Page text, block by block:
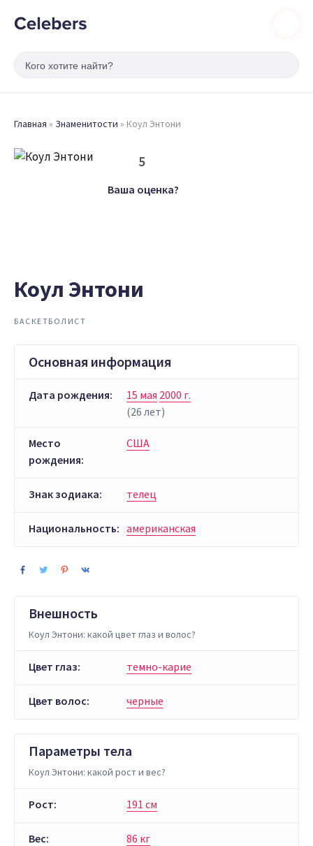
Главная » Знаменитости » Коул Энтони
5
Ваша оценка?
Коул Энтони
БАСКЕТБОЛИСТ
Основная информация
Дата рождения: 15 мая 2000 г.
(26 лет)
Место
рождения:
США
Знак зодиака: телец
Национальность: американская
Внешность
Коул Энтони: какой цвет глаз и волос?
Цвет глаз: темно-карие
Цвет волос: черные
Параметры тела
Коул Энтони: какой рост и вес?
Рост: 191 см
Вес: 86 кг